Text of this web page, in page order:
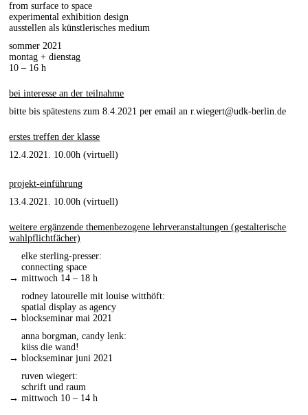
from surface to space
experimental exhibition design
ausstellen als künstlerisches medium
sommer 2021
montag + dienstag
10 – 16 h
bei interesse an der teilnahme
bitte bis spätestens zum 8.4.2021 per email anr.wiegert@udk-berlin.de
erstes treffen der klasse
12.4.2021. 10.00h (virtuell)
projekt-einführung
13.4.2021. 10.00h (virtuell)
weitere ergänzende themenbezogene lehrveranstaltungen (gestalterische
wahlpflichtfächer)
→
elke sterling-presser:
connecting space
mittwoch 14 – 18 h
→
rodney latourelle mit louise witthöft:
spatial display as agency
blockseminar mai 2021
→
anna borgman, candy lenk:
küss die wand!
blockseminar juni 2021
→
ruven wiegert:
schrift und raum
mittwoch 10 – 14 h